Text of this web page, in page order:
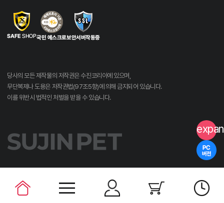
당사의 모든 제작물의 저작권은 수진코리아에 있으며,
무단복제나 도용은 저작권법(97조5항)에 의해 금지되어 있습니다.
이를 위반시 법적인 처벌을 받을 수 있습니다.